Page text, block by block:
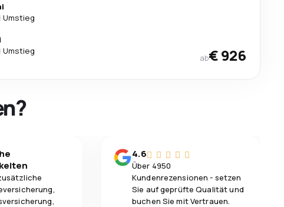
Umstieg
Umstieg
ab€ 926
4.6
Über 4950
Kundenrezensionen - setzen
Sie auf geprüfte Qualität und
buchen Sie mit Vertrauen.